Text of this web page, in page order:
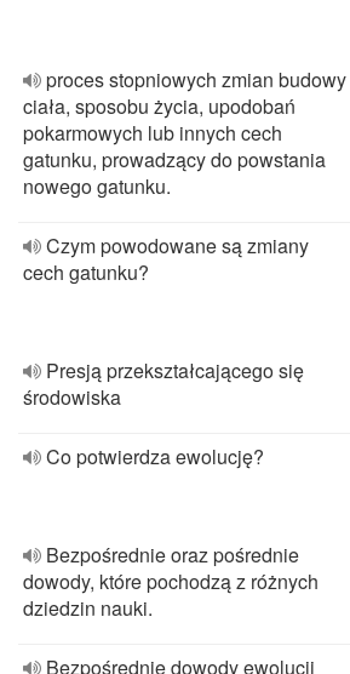
proces stopniowych zmian budowy
ciała, sposobu życia, upodobań
pokarmowych lub innych cech
gatunku, prowadzący do powstania
nowego gatunku.
Czym powodowane są zmiany
cech gatunku?
Presją przekształcającego się
środowiska
Co potwierdza ewolucję?
Bezpośrednie oraz pośrednie
dowody, które pochodzą z różnych
dziedzin nauki.
Bezpośrednie dowody ewolucji